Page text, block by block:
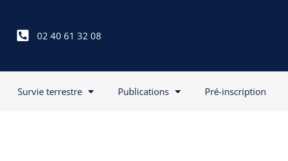
02 40 61 32 08
Survie terrestre Publications Pré-inscription